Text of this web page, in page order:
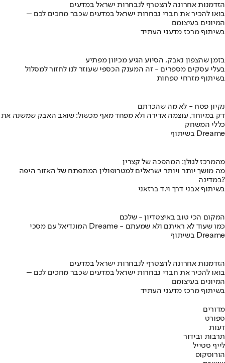
הזדמנות אחרונה להצטרף לנבחרות ישראל במדעים
בואו להכיר את חברי נבחרות ישראל במדעים שכבר מחכים לכם –
המיונים בעיצומם
בשיתוף מרכז מדעני העתיד
בזמן שהצפון נאבק, הסיוע הגיע מכיוון מפתיע
בעלי עסקים מספרים - זה המענק הכספי שעוזר לנו לחזור למסלול
בשיתוף מזרחי טפחות
נקיון פסח - לא מה שהכרתם
דק במיוחד, עוצמה אדירה ולא מפחד מאף מכשול: שואב האבק שמשנה את
כללי המשחק
בשיתוף Dreame
מהמרכז לגולן: המהפכה של קצרין
מה מושך יותר ויותר ישראלים למטרופולין המתפתח של האזור היפה
במדינה?
בשיתוף אבני דרך וי.ד ברזאני
המקום הכי טוב באיצטדיון - שלכם
המונדיאל עם מסכי Dreame - כמו שעוד לא ראיתם ולא שמעתם
בשיתוף Dreame
הזדמנות אחרונה להצטרף לנבחרות ישראל במדעים
בואו להכיר את חברי נבחרות ישראל במדעים שכבר מחכים לכם –
המיונים בעיצומם
בשיתוף מרכז מדעני העתיד
מדורים
ספורט
דעות
תרבות ובידור
לייף סטייל
הורוסקופ